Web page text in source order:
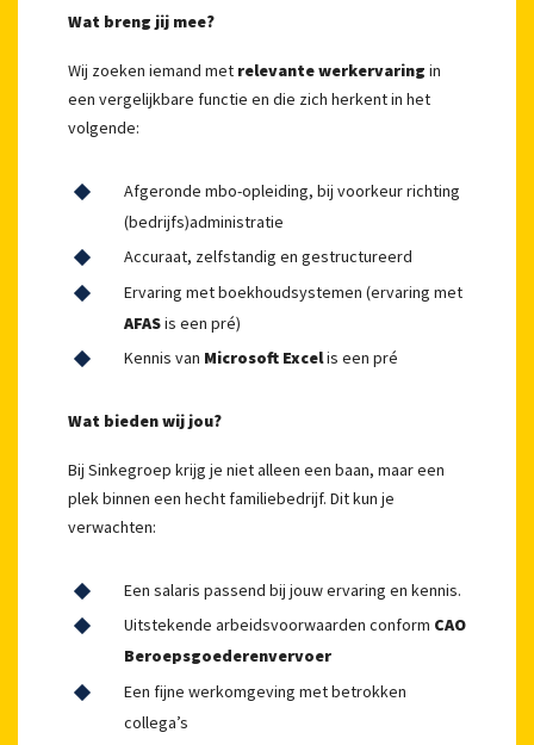
Wat breng jij mee?
Wij zoeken iemand met relevante werkervaring in
een vergelijkbare functie en die zich herkent in het
volgende:
Afgeronde mbo-opleiding, bij voorkeur richting
(bedrijfs)administratie
Accuraat, zelfstandig en gestructureerd
Ervaring met boekhoudsystemen (ervaring met
AFASis een pré)
Kennis van Microsoft Excelis een pré
Wat bieden wij jou?
Bij Sinkegroep krijg je niet alleen een baan, maar een
plek binnen een hecht familiebedrijf. Dit kun je
verwachten:
Een salaris passend bij jouw ervaring en kennis.
Uitstekende arbeidsvoorwaarden conform CAO
Beroepsgoederenvervoer
Een fijne werkomgeving met betrokken
collega’s